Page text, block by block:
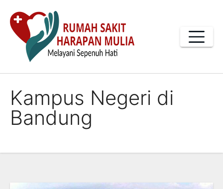
content
Kampus Negeri di
Bandung